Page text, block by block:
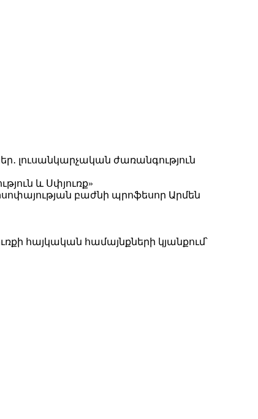
լուսանկարչական ժառանգություն
և Սփյուռք»
բաժնի պրոֆեսոր Արմեն
հայկական համայնքների կյանքում՝